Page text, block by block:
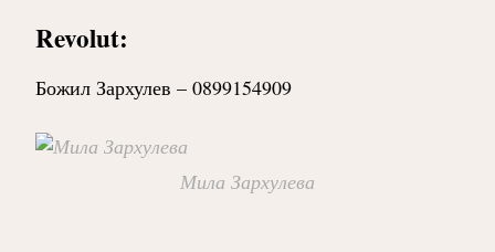
Revolut:
Божил Зархулев – 0899154909
Мила Зархулева